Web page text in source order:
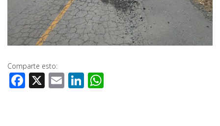
Comparte esto:
Facebook
X EmailLinkedIn